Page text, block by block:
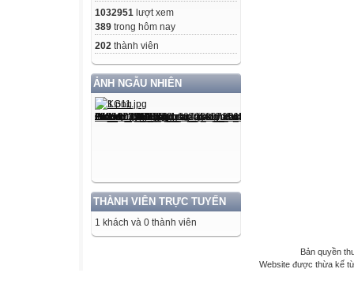
1032951 lượt xem
389 trong hôm nay
202 thành viên
ẢNH NGẪU NHIÊN
THÀNH VIÊN TRỰC TUYẾN
1 khách và 0 thành viên
Bản quyền
Website được thừa kế